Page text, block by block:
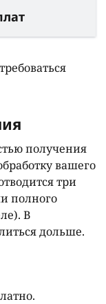
получения
вашего
три
полного
В
дольше.